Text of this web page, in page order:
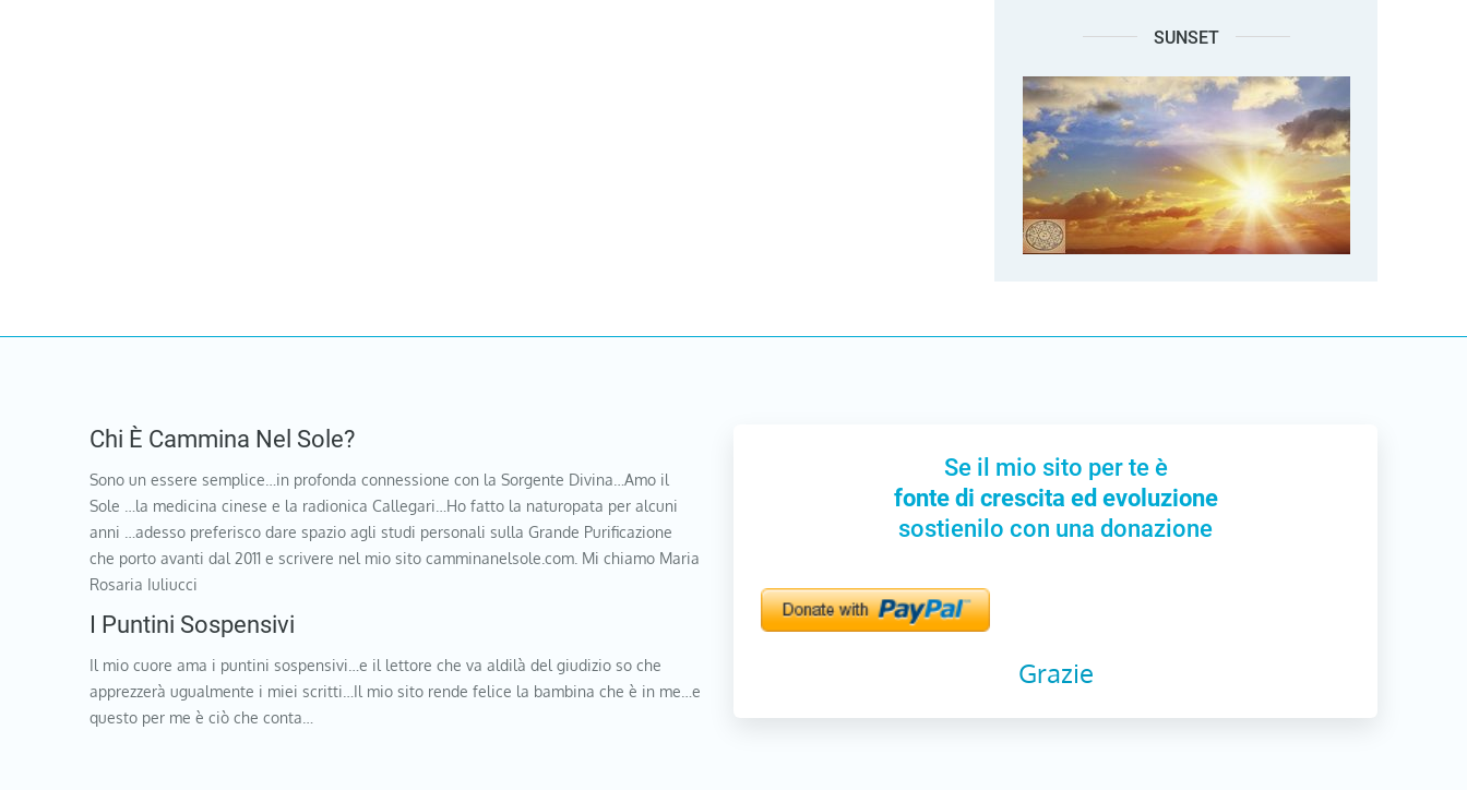
SUNSET
Chi È Cammina Nel Sole?
Sono un essere semplice…in profonda connessione con la Sorgente Divina…Amo il
Sole …la medicina cinese e la radionica Callegari…Ho fatto la naturopata per alcuni
anni …adesso preferisco dare spazio agli studi personali sulla Grande Purificazione
che porto avanti dal 2011 e scrivere nel mio sito camminanelsole.com. Mi chiamo Maria
Rosaria Iuliucci
I Puntini Sospensivi
Il mio cuore ama i puntini sospensivi…e il lettore che va aldilà del giudizio so che
apprezzerà ugualmente i miei scritti…Il mio sito rende felice la bambina che è in me…e
questo per me è ciò che conta…
Se il mio sito per te è
fonte di crescita ed evoluzione
sostienilo con una donazione
Grazie